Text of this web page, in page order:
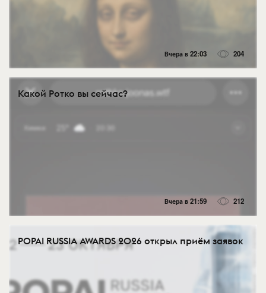
Вчера в 22:03 204
Какой Ротко вы сейчас?
Вчера в 21:59 212
POPAI RUSSIA AWARDS 2026 открыл приём заявок